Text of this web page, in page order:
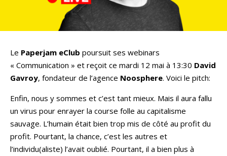
Le Paperjam eClub poursuit ses webinars
« Communication » et reçoit ce mardi 12 mai à 13:30 David
Gavroy, fondateur de l’agence Noosphere. Voici le pitch:
Enfin, nous y sommes et c’est tant mieux. Mais il aura fallu
un virus pour enrayer la course folle au capitalisme
sauvage. L’humain était bien trop mis de côté au profit du
profit. Pourtant, la chance, c’est les autres et
l’individu(aliste) l’avait oublié. Pourtant, il a bien plus à